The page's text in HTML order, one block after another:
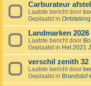
Carburateur
Laatste bericht door
Geplaatst in Ontsteking
Landmarken 2026
Laatste bericht door
Geplaatst in Het 2021
verschil zenith 32
Laatste bericht door
Geplaatst in Brandstof